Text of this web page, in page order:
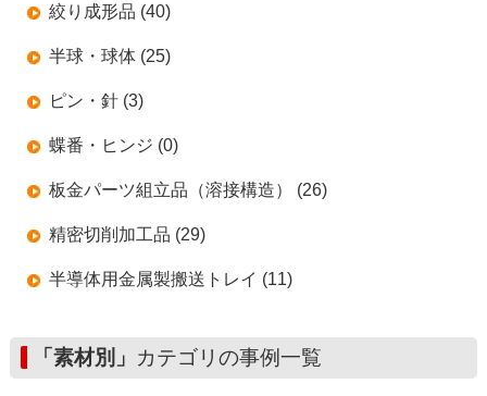
絞り成形品 (40)
半球・球体 (25)
ピン・針 (3)
蝶番・ヒンジ (0)
板金パーツ組立品（溶接構造） (26)
精密切削加工品 (29)
半導体用金属製搬送トレイ (11)
「素材別」 カテゴリの事例一覧